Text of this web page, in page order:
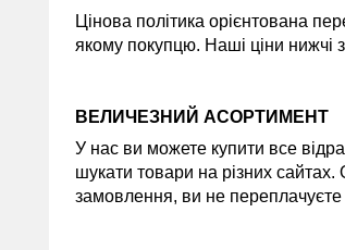
Цінова політика орієнтована
якому покупцю. Наші ціни нижчі
ВЕЛИЧЕЗНИЙ АСОРТИМЕНТ
У нас ви можете купити все
шукати товари на різних
замовлення, ви не переплачуєте